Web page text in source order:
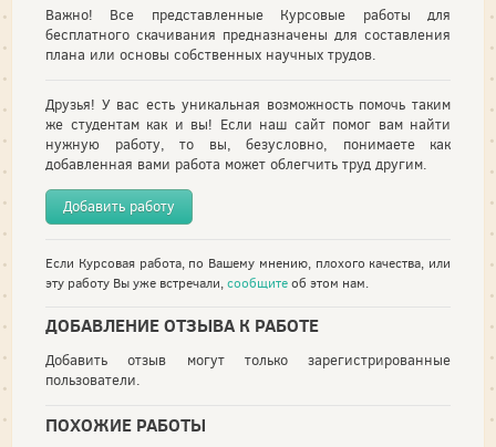
Важно! Все представленные Курсовые работы для
бесплатного скачивания предназначены для составления
плана или основы собственных научных трудов.
Друзья! У вас есть уникальная возможность помочь таким
же студентам как и вы! Если наш сайт помог вам найти
нужную работу, то вы, безусловно, понимаете как
добавленная вами работа может облегчить труд другим.
Добавить работу
Если Курсовая работа, по Вашему мнению, плохого качества, или
эту работу Вы уже встречали,сообщитеоб этом нам.
ДОБАВЛЕНИЕ ОТЗЫВА К РАБОТЕ
Добавить отзыв могут только зарегистрированные
пользователи.
ПОХОЖИЕ РАБОТЫ